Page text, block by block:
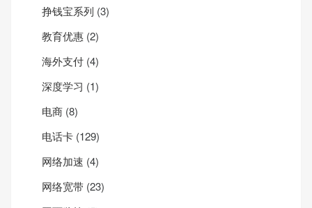
挣钱宝系列 (3)
教育优惠 (2)
海外支付 (4)
深度学习 (1)
电商 (8)
电话卡 (129)
网络加速 (4)
网络宽带 (23)